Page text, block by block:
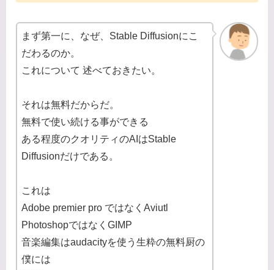
まず第一に、なぜ、Stable Diffusionにこ
だわるのか。
これについて 述べておきたい。
それは無料だからだ。
無料で使い続ける事ができる
ある程度のクオリティのAIはStable
Diffusionだけである。
これは
Adobe premier pro ではなくAviutl
PhotoshopではなくGIMP
音楽編集はaudacityを使う生粋の無料厨の
僕には